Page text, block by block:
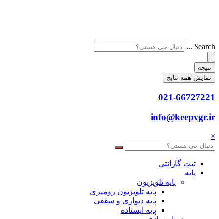
Search ...
نتیجه
نمایش همه نتایج
021-66727221
info@keepvgr.ir
×
ثبت گارانتی
پایه
پایه تلویزیون
پایه تلویزیون رومیزی
پایه دیواری و سقفی
پایه ایستاده